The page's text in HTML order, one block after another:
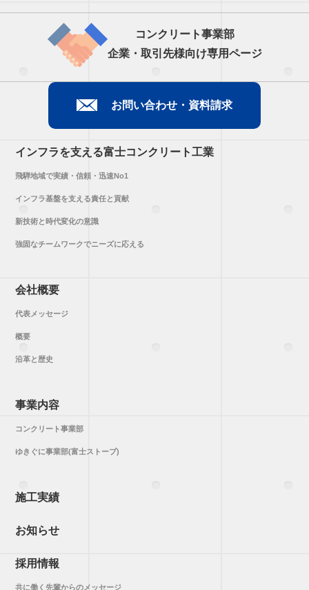
コンクリート事業部
企業・取引先様向け専用ページ
お問い合わせ・資料請求
インフラを支える富士コンクリート工業
飛騨地域で実績・信頼・迅速No1
インフラ基盤を支える責任と貢献
新技術と時代変化の意識
強固なチームワークでニーズに応える
会社概要
代表メッセージ
概要
沿革と歴史
事業内容
コンクリート事業部
ゆきぐに事業部(富士ストーブ)
施工実績
お知らせ
採用情報
共に働く先輩からのメッセージ